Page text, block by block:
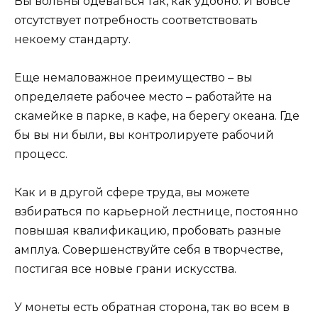
отсутствует потребность соответствовать
некоему стандарту.
Еще немаловажное преимущество – вы
определяете рабочее место – работайте на
скамейке в парке, в кафе, на берегу океана. Где
бы вы ни были, вы контролируете рабочий
процесс.
Как и в другой сфере труда, вы можете
взбираться по карьерной лестнице, постоянно
повышая квалификацию, пробовать разные
амплуа. Совершенствуйте себя в творчестве,
постигая все новые грани искусства.
У монеты есть обратная сторона, так во всем в